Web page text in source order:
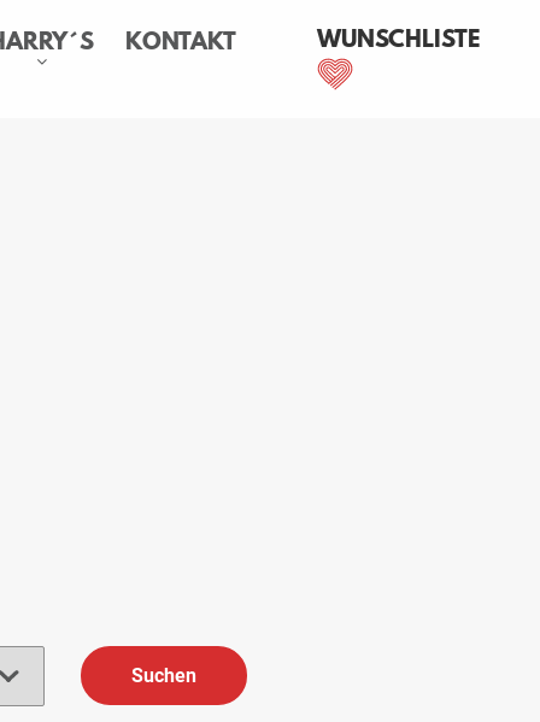
KONTAKT WUNSCHLISTE
Suchen